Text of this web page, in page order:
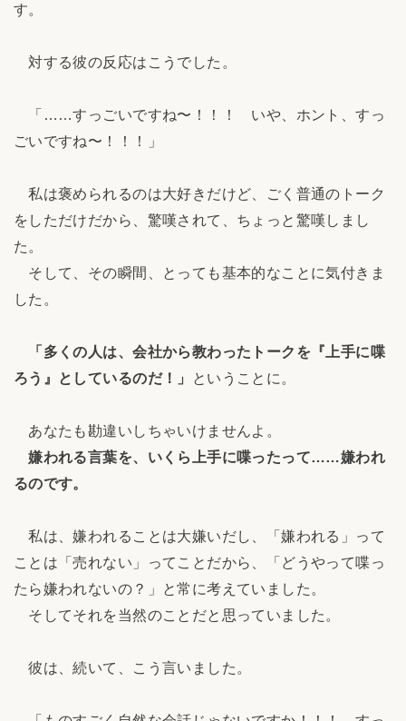
す。
対する彼の反応はこうでした。
「……すっごいですね〜！！！ いや、ホント、すっ
ごいですね〜！！！」
私は褒められるのは大好きだけど、ごく普通のトーク
をしただけだから、驚嘆されて、ちょっと驚嘆しまし
た。
そして、その瞬間、とっても基本的なことに気付きま
した。
「多くの人は、会社から教わったトークを『上手に喋
ろう』としているのだ！」
ということに。
あなたも勘違いしちゃいけませんよ。
嫌われる言葉を、いくら上手に喋ったって……嫌われ
るのです。
私は、嫌われることは大嫌いだし、「嫌われる」って
ことは「売れない」ってことだから、「どうやって喋っ
たら嫌われないの？」と常に考えていました。
そしてそれを当然のことだと思っていました。
彼は、続いて、こう言いました。